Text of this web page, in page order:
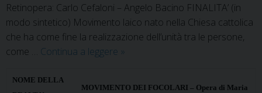
Retinopera: Carlo Cefaloni – Angelo Bacino FINALITA’ (in
modo sintetico) Movimento laico nato nella Chiesa cattolica
che ha come fine la realizzazione dell’unità tra le persone,
come … Continua a leggere Movimento
»
NOME DELLA
MOVIMENTO DEI FOCOLARI – Opera di Maria